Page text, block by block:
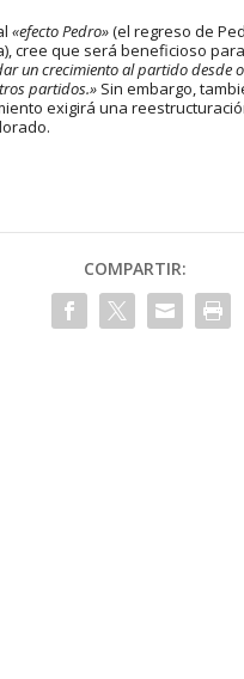
«efecto Pedro»(el regreso de
cree que será beneficioso
un crecimiento al partido desde
partidos.» Sin embargo,
exigirá una
COMPARTIR: